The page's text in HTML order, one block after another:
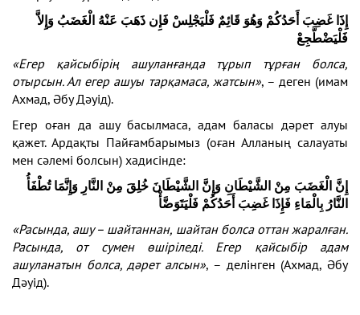
إِذَا غَضِبَ أَحَدُكُمْ وَهُوَ قَائِمٌ فَلْيَجْلِسْ فَإِن ذَهَبَ عَنْهُ الْغَضَبُ وَإِلاَّ
فَلْيَضْطَّجِعْ
«Егер қайсыбірің ашуланғанда тұрып тұрған болса,
отырсын. Ал егер ашуы тарқамаса, жатсын», – деген (имам
Ахмад, Әбу Дәуід).
Егер оған да ашу басылмаса, адам баласы дәрет алуы
қажет. Ардақты Пайғамбарымыз (оған Алланың салауаты
мен сәлемі болсын) хадисінде:
إِنَّ الْغَضَبَ مِنْ الشَّيْطَانِ وَإِنَّ الشَّيْطَانَ خُلِقَ مِنْ النَّارِ وَإِنَّمَا تُطْفَأُ
النَّارُ بِالْمَاءِ فَإِذَا غَضِبَ أَحَدُكُمْ فَلْيَتَوَضَّأْ
«Расында, ашу – шайтаннан, шайтан болса оттан жаралған.
Расында, от сумен өшіріледі. Егер қайсыбір адам
ашуланатын болса, дәрет алсын», – делінген (Ахмад, Әбу
Дәуід).